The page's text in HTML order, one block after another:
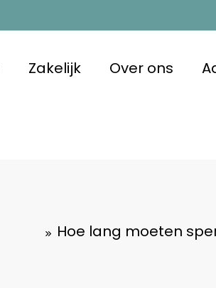
Zakelijk Over ons
Hoe lang moeten